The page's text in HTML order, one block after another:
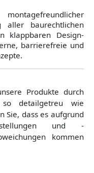
aller baurechtlichen
klappbaren Design-
barrierefreie und
Produkte durch
so detailgetreu wie
Sie, dass es aufgrund
und -
kommen